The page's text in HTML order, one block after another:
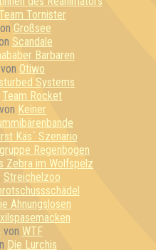
Team Tornister
Großsee
Scandale
Barbaren
von Otiwo
Systems
Team Rocket
von Keiner
Käs´ Szenario
Regenbogen
Zebra im Wolfspelz
Streichelzoo
Ahnungslosen
von WTF
Die Lurchis